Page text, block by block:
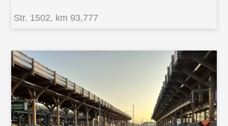
Str. 1502, km 93,777